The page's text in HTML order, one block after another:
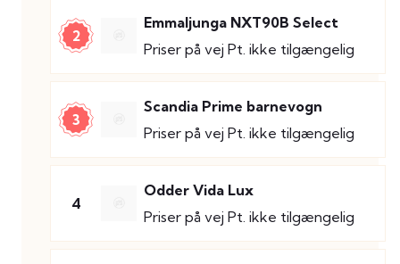
2
Emmaljunga NXT90B Select
Priser på vej Pt. ikke tilgængelig
3
Scandia Prime barnevogn
Priser på vej Pt. ikke tilgængelig
4
Odder Vida Lux
Priser på vej Pt. ikke tilgængelig